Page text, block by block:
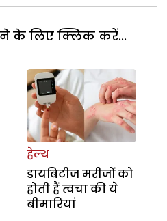
के लिए क्लिक करें...
हेल्थ
डायबिटीज मरीजों को
होती हैं त्वचा की ये
बीमारियां